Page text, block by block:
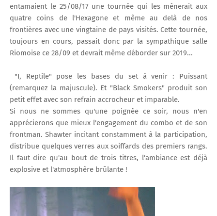
entamaient le 25/08/17 une tournée qui les mènerait aux
quatre coins de l'Hexagone et même au delà de nos
frontières avec une vingtaine de pays visités. Cette tournée,
toujours en cours, passait donc par la sympathique salle
Riomoise ce 28/09 et devrait même déborder sur 2019...
"I, Reptile" pose les bases du set à venir : Puissant
(remarquez la majuscule). Et "Black Smokers" produit son
petit effet avec son refrain accrocheur et imparable.
Si nous ne sommes qu'une poignée ce soir, nous n'en
apprécierons que mieux l'engagement du combo et de son
frontman. Shawter incitant constamment à la participation,
distribue quelques verres aux soiffards des premiers rangs.
Il faut dire qu'au bout de trois titres, l'ambiance est déjà
explosive et l'atmosphère brûlante !